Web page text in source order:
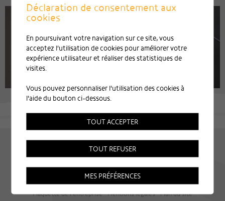
Plaquette de l'entreprise Mentions légales Plan du site
Déclaration de consentement aux
cookies
En poursuivant votre navigation sur ce site, vous
acceptez l'utilisation de cookies pour améliorer votre
expérience utilisateur et réaliser des statistiques de
visites.
Vous pouvez personnaliser l'utilisation des cookies à
l'aide du bouton ci-dessous.
TOUT ACCEPTER
TOUT REFUSER
MES PRÉFÉRENCES